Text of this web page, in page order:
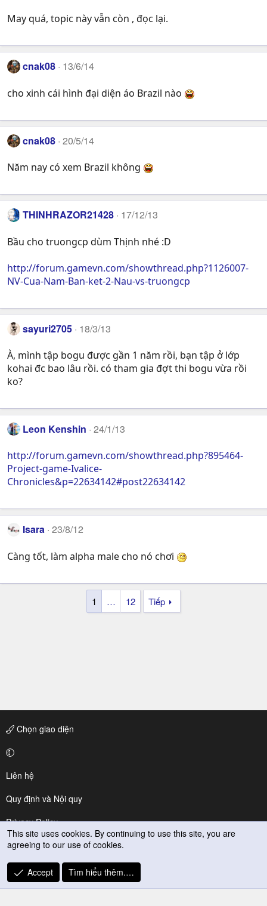
May quá, topic này vẫn còn , đọc lại.
cnak08 13/6/14
cho xinh cái hình đại diện áo Brazil nào
cnak08 20/5/14
Năm nay có xem Brazil không
THINHRAZOR21428 17/12/13
Bầu cho truongcp dùm Thịnh nhé :D
http://forum.gamevn.com/showthread.php?1126007-
NV-Cua-Nam-Ban-ket-2-Nau-vs-truongcp
sayuri2705 18/3/13
À, mình tập bogu được gần 1 năm rồi, bạn tập ở lớp
kohai đc bao lâu rồi. có tham gia đợt thi bogu vừa rồi
ko?
Leon Kenshin 24/1/13
http://forum.gamevn.com/showthread.php?895464-
Project-game-Ivalice-
Chronicles&p=22634142#post22634142
Isara 23/8/12
Càng tốt, làm alpha male cho nó chơi
1 … 12 Tiếp
Chọn giao diện
Liên hệ
Quy định và Nội quy
Privacy Policy
Trợ giúp
R
S
This site uses cookies. By continuing to use this site, you are
agreeing to our use of cookies.
Accept Tìm hiểu thêm.…